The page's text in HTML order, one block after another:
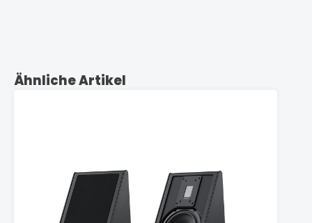
Produktgalerie überspringen
Ähnliche Artikel